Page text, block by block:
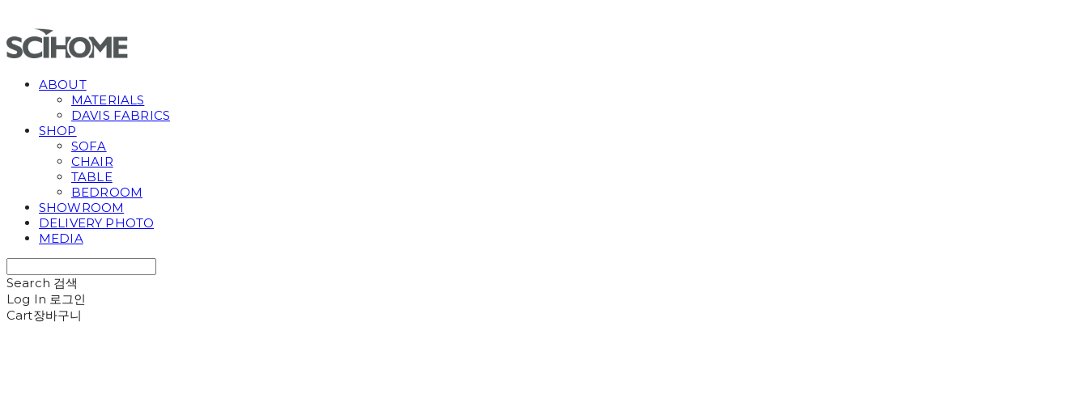
ABOUT
MATERIALS
DAVIS FABRICS
SHOP
SOFA
CHAIR
TABLE
BEDROOM
SHOWROOM
DELIVERY PHOTO
MEDIA
Search 검색
Log In 로그인
Cart장바구니